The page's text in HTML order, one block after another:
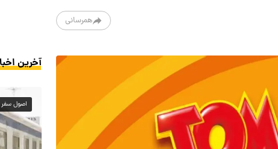
همرسانی
آخرین
اصول سفر